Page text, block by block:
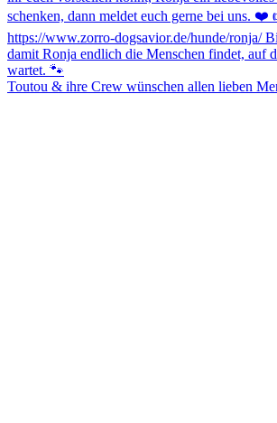
Toutou & ihre Crew wünschen allen lieben